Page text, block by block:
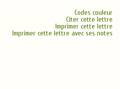
Codes couleur
Citer cette lettre
Imprimer cette lettre
Imprimer cette lettre avec ses notes